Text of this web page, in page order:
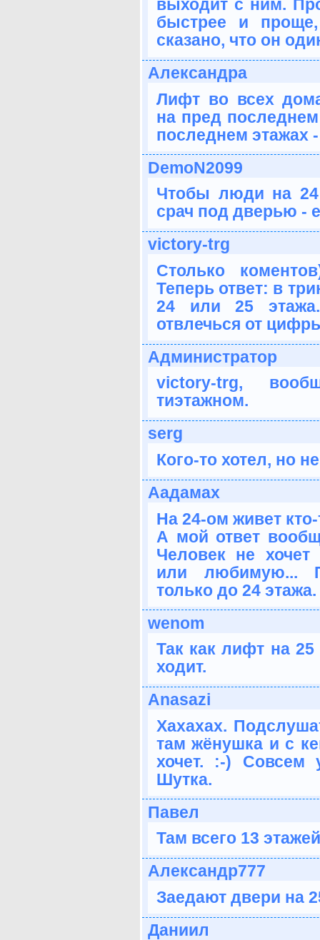
выходит с ним.
быстрее и
сказано, что он
Александра
Лифт во всех
на пред
последнем этажах
DemoN2099
Чтобы люди на 24
срач под дверью -
victory-trg
Столько
Теперь ответ: в
24 или 25
отвлечься от
Администратор
victory-trg,
тиэтажном.
serg
Кого-то хотел, но
Аадамах
На 24-ом живет
А мой ответ
Человек не хочет
или любимую...
только до 24 этажа.
wenom
Так как лифт на
ходит.
Anasazi
Хахахах.
там жёнушка и с
хочет. :-) Совсем
Шутка.
Павел
Там всего 13
Александр777
Заедают двери на
Даниил